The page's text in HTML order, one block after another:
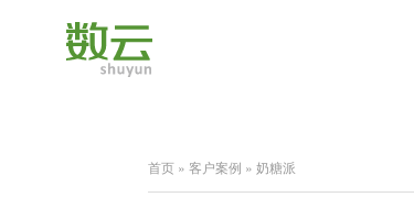
首页 »客户案例 »奶糖派